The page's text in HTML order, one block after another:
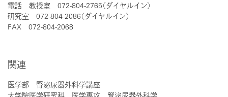
電話 教授室 072-804-2765（ダイヤルイン）
研究室 072-804-2086（ダイヤルイン）
FAX 072-804-2068
関連
医学部 腎泌尿器外科学講座
大学院医学研究科 医学専攻 腎泌尿器外科学